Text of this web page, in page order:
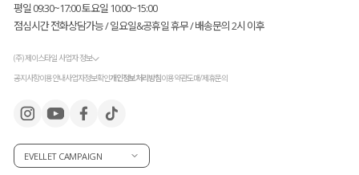
평일 09:30~17:00 토요일 10:00~15:00
점심시간 전화상담가능 / 일요일&공휴일 휴무 / 배송문의 2시 이후
(주) 제이스타일 사업자 정보
공지사항이용안내사업자정보확인개인정보처리방침이용약관도매/제휴문의
EVELLET CAMPAIGN